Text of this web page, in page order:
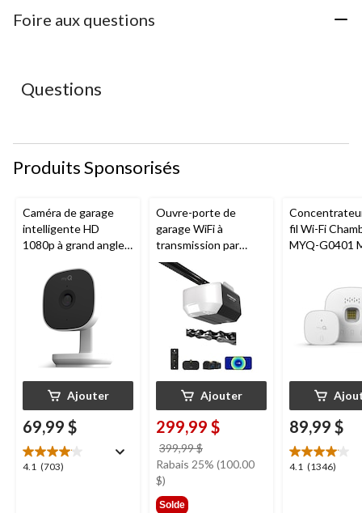
Foire aux questions
Questions
Produits Sponsorisés
Caméra de garage
intelligente HD
1080p à grand angle
nocturne, résistante
aux intempéries
Ajouter
69,99 $
4.1 (703)
4.1
Ouvre-porte de
garage WiFi à
transmission par
chaîne de 1/2 HP
Chamberlain
Ajouter
299,99 $
399,99 $
était
Rabais 25% (100.00
$)
Solde
fil Wi-Fi
MYQ-G0401
89,99 $
4.1 (1346)
4.1